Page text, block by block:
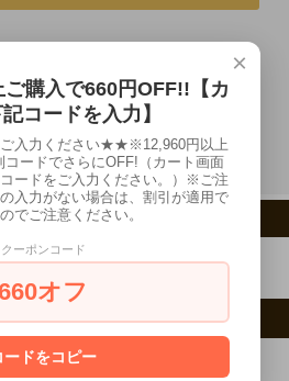
る
×
購入で660円OFF!!【カ
コードを入力】
入力ください★★※12,960円以上
コードでさらにOFF!（カート画面
ードをご入力ください。）※ご注
入力がない場合は、割引が適用で
でご注意ください。
クーポンコード
オフ
ードをコピー